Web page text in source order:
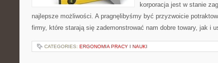
korporacja jest w stanie
najlepsze możliwości. A pragnęlibyśmy być przyzwoicie
firmy, które starają się zademonstrować nam dobre towary, jak i
CATEGORIES: ERGONOMIA PRACY I NAUKI